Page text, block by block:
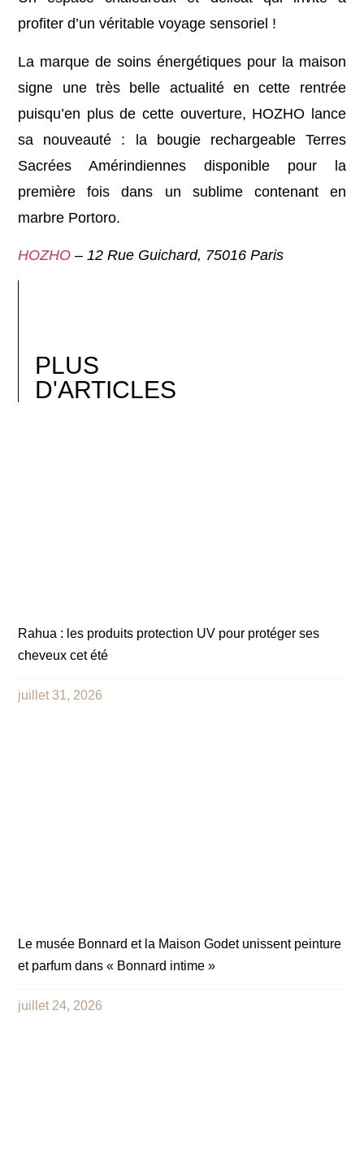
profiter d’un véritable voyage sensoriel !
La marque de soins énergétiques pour la maison
signe une très belle actualité en cette rentrée
puisqu’en plus de cette ouverture, HOZHO lance
sa nouveauté : la bougie rechargeable Terres
Sacrées Amérindiennes disponible pour la
première fois dans un sublime contenant en
marbre Portoro.
HOZHO – 12 Rue Guichard, 75016 Paris
PLUS
D'ARTICLES
Rahua : les produits protection UV pour protéger ses
cheveux cet été
juillet 31, 2026
Le musée Bonnard et la Maison Godet unissent peinture
et parfum dans « Bonnard intime »
juillet 24, 2026